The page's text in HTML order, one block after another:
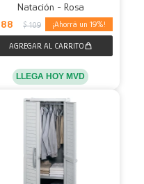
Natación - Rosa
88 $ 109 19
LLEGA HOY MVD